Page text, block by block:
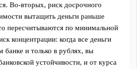
Во‑вторых, риск досрочного
вытащить деньги раньше
пересчитываются по минимальной
концентрации: когда все деньги
банке и только в рублях, вы
устойчивости, и от курса